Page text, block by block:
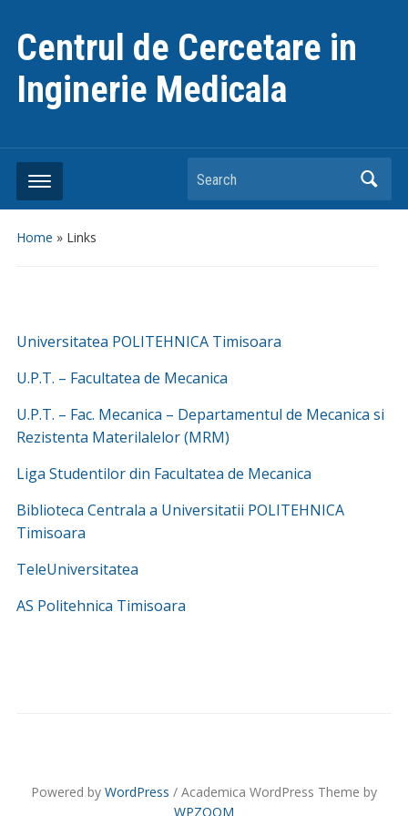
Centrul de Cercetare in
Inginerie Medicala
Search
Home » Links
Universitatea POLITEHNICA Timisoara
U.P.T. – Facultatea de Mecanica
U.P.T. – Fac. Mecanica – Departamentul de Mecanica si
Rezistenta Materilalelor (MRM)
Liga Studentilor din Facultatea de Mecanica
Biblioteca Centrala a Universitatii POLITEHNICA
Timisoara
TeleUniversitatea
AS Politehnica Timisoara
Powered by WordPress / Academica WordPress Theme by
WPZOOM